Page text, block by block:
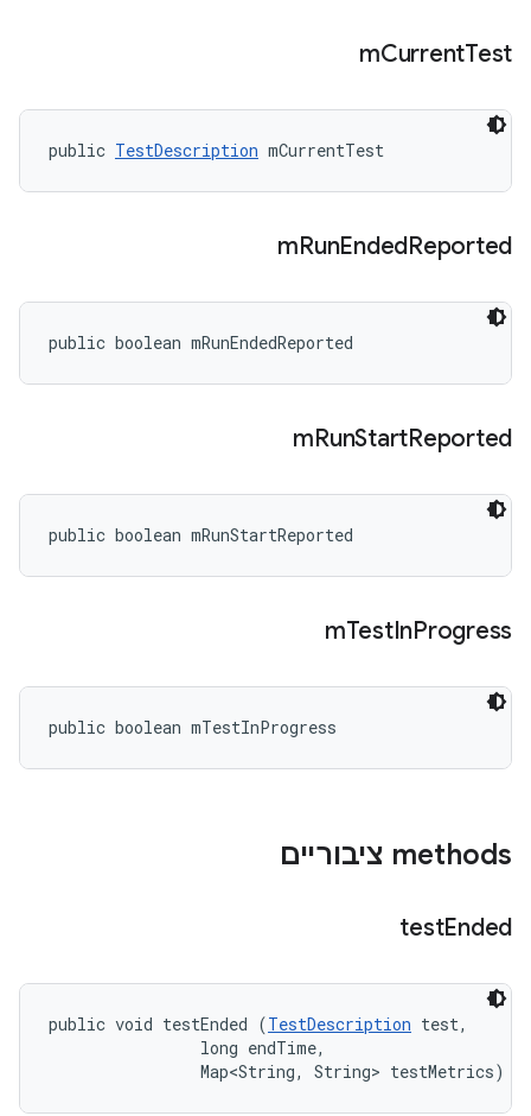
mCurrentTest
public TestDescription mCurrentTest
mRunEndedReported
public boolean mRunEndedReported
mRunStartReported
public boolean mRunStartReported
mTestInProgress
public boolean mTestInProgress
‫methods ציבוריים
testEnded
public void testEnded (TestDescription test,
                long endTime,
                Map<String, String> testMetrics)